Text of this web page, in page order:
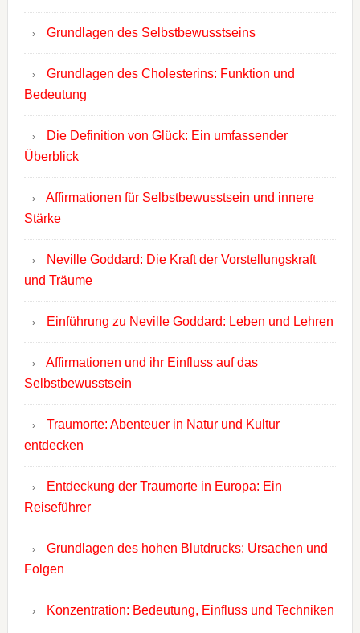
Grundlagen des Selbstbewusstseins
Grundlagen des Cholesterins: Funktion und
Bedeutung
Die Definition von Glück: Ein umfassender
Überblick
Affirmationen für Selbstbewusstsein und innere
Stärke
Neville Goddard: Die Kraft der Vorstellungskraft
und Träume
Einführung zu Neville Goddard: Leben und Lehren
Affirmationen und ihr Einfluss auf das
Selbstbewusstsein
Traumorte: Abenteuer in Natur und Kultur
entdecken
Entdeckung der Traumorte in Europa: Ein
Reiseführer
Grundlagen des hohen Blutdrucks: Ursachen und
Folgen
Konzentration: Bedeutung, Einfluss und Techniken